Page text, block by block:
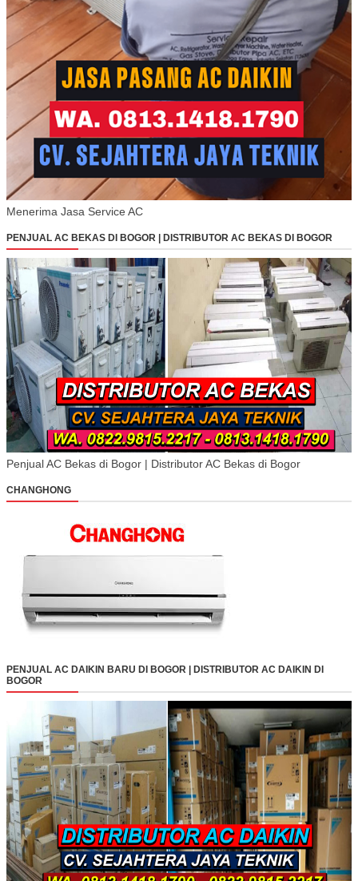
Menerima Jasa Service AC
PENJUAL AC BEKAS DI BOGOR | DISTRIBUTOR AC BEKAS DI BOGOR
Penjual AC Bekas di Bogor | Distributor AC Bekas di Bogor
CHANGHONG
PENJUAL AC DAIKIN BARU DI BOGOR | DISTRIBUTOR AC DAIKIN DI
BOGOR